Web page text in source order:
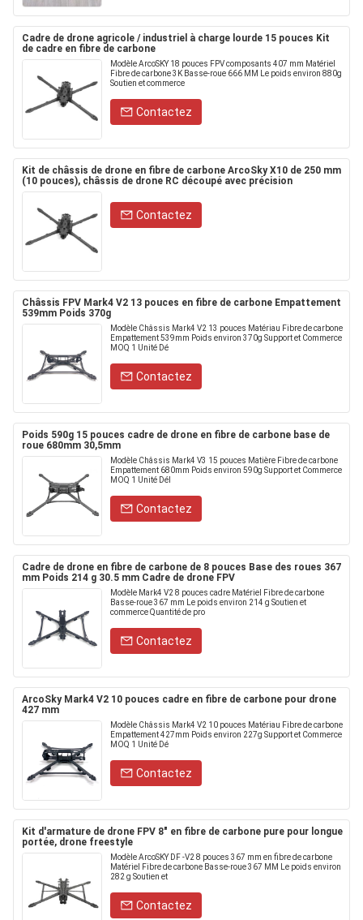
Cadre de drone agricole / industriel à charge lourde 15 pouces Kit
de cadre en fibre de carbone
Modèle ArcoSKY 18 pouces FPV composants 407 mm Matériel
Fibre de carbone 3K Basse-roue 666 MM Le poids environ 880g
Soutien et commerce
Contactez
Kit de châssis de drone en fibre de carbone ArcoSky X10 de 250 mm
(10 pouces), châssis de drone RC découpé avec précision
Contactez
Châssis FPV Mark4 V2 13 pouces en fibre de carbone Empattement
539mm Poids 370g
Modèle Châssis Mark4 V2 13 pouces Matériau Fibre de carbone
Empattement 539mm Poids environ 370g Support et Commerce
MOQ 1 Unité Dé
Contactez
Poids 590g 15 pouces cadre de drone en fibre de carbone base de
roue 680mm 30,5mm
Modèle Châssis Mark4 V3 15 pouces Matière Fibre de carbone
Empattement 680mm Poids environ 590g Support et Commerce
MOQ 1 Unité Dél
Contactez
Cadre de drone en fibre de carbone de 8 pouces Base des roues 367
mm Poids 214 g 30.5 mm Cadre de drone FPV
Modèle Mark4 V2 8 pouces cadre Matériel Fibre de carbone
Basse-roue 367 mm Le poids environ 214 g Soutien et
commerce Quantité de pro
Contactez
ArcoSky Mark4 V2 10 pouces cadre en fibre de carbone pour drone
427 mm
Modèle Châssis Mark4 V2 10 pouces Matériau Fibre de carbone
Empattement 427mm Poids environ 227g Support et Commerce
MOQ 1 Unité Dé
Contactez
Kit d'armature de drone FPV 8" en fibre de carbone pure pour longue
portée, drone freestyle
Modèle ArcoSKY DF -V2 8 pouces 367 mm en fibre de carbone
Matériel Fibre de carbone Basse-roue 367 MM Le poids environ
282 g Soutien et
Contactez